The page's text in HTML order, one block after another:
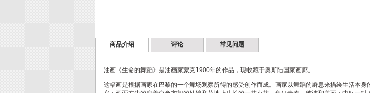
商品介绍 评论 常见问题
油画《生命的舞蹈》是油画家蒙克1900年的作品，现收藏于奥斯陆国家画廊。
这幅画是根据画家在巴黎的一个舞场观察所得的感受创作而成。画家以舞蹈的瞬息来描绘生活本